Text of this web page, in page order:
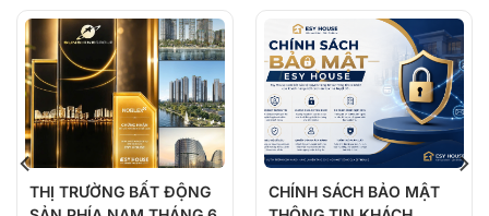
THỊ TRƯỜNG BẤT ĐỘNG
CHÍNH SÁCH BẢO MẬT